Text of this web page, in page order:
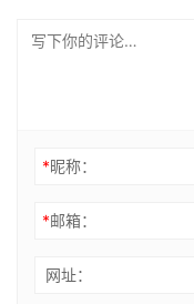
*昵称：
*邮箱：
网址：